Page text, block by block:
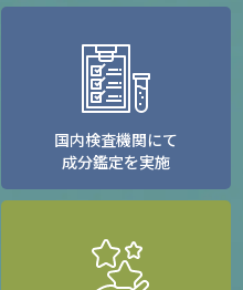
国内検査機関にて
成分鑑定を実施